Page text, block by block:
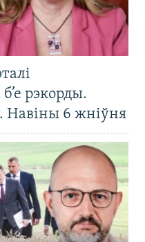
рэкорды.
Навіны 6 жніўня